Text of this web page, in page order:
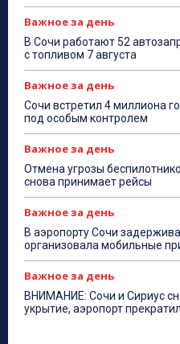
Важное за день
В Сочи работают 52
с топливом 7 августа
Важное за день
Сочи встретил 4 миллиона
под особым контролем
Важное за день
Отмена угрозы
снова принимает рейсы
Важное за день
В аэропорту Сочи
организовала мобильные
Важное за день
ВНИМАНИЕ: Сочи и Сириус
укрытие, аэропорт